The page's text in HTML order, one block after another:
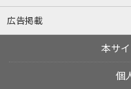
広告掲載
本サ
個